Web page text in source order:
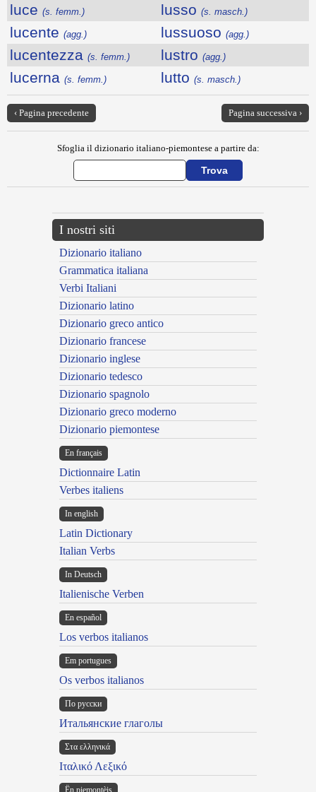
luce (s. femm.) lusso (s. masch.)
lucente (agg.) lussuoso (agg.)
lucentezza (s. femm.) lustro (agg.)
lucerna (s. femm.) lutto (s. masch.)
‹ Pagina precedente Pagina successiva ›
Sfoglia il dizionario italiano-piemontese a partire da:
I nostri siti
Dizionario italiano
Grammatica italiana
Verbi Italiani
Dizionario latino
Dizionario greco antico
Dizionario francese
Dizionario inglese
Dizionario tedesco
Dizionario spagnolo
Dizionario greco moderno
Dizionario piemontese
En français
Dictionnaire Latin
Verbes italiens
In english
Latin Dictionary
Italian Verbs
In Deutsch
Italienische Verben
En español
Los verbos italianos
Em portugues
Os verbos italianos
По русски
Итальянские глаголы
Στα ελληνικά
Ιταλικό Λεξικό
Ën piemontèis